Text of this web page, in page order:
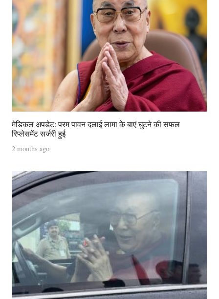
मेडिकल अपडेट: परम पावन दलाई लामा के बाएं घुटने की सफल
रिप्लेसमेंट सर्जरी हुई
2 months ago